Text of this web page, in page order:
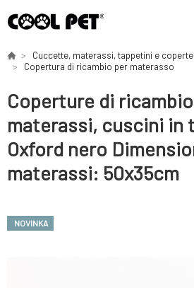
Cuccette, materassi, tappetini e coperte
Copertura di ricambio per materasso
Coperture di
materassi, cuscini in
Oxford nero
materassi: 50x35cm
NOVINKA